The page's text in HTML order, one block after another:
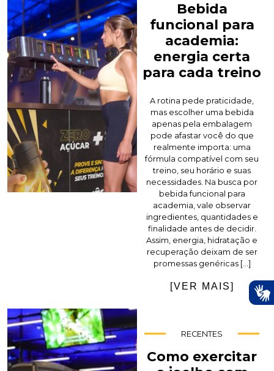
Bebida
funcional para
academia:
energia certa
para cada treino
A rotina pede praticidade,
mas escolher uma bebida
apenas pela embalagem
pode afastar você do que
realmente importa: uma
fórmula compatível com seu
treino, seu horário e suas
necessidades. Na busca por
bebida funcional para
academia, vale observar
ingredientes, quantidades e
finalidade antes de decidir.
Assim, energia, hidratação e
recuperação deixam de ser
promessas genéricas […]
[VER MAIS]
RECENTES
Como exercitar